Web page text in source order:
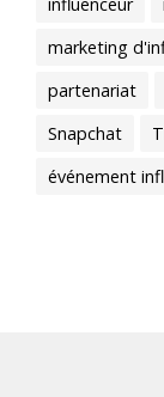
influenceur
marketing
partenariat
Snapchat
événement